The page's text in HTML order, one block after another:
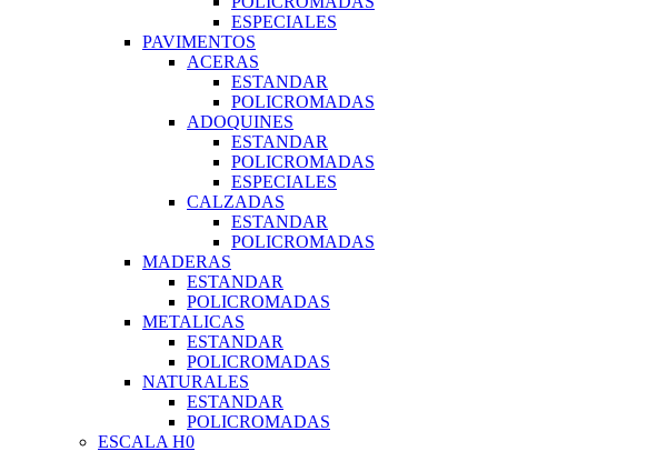
ESPECIALES
PAVIMENTOS
ACERAS
ESTANDAR
POLICROMADAS
ADOQUINES
ESTANDAR
POLICROMADAS
ESPECIALES
CALZADAS
ESTANDAR
POLICROMADAS
MADERAS
ESTANDAR
POLICROMADAS
METALICAS
ESTANDAR
POLICROMADAS
NATURALES
ESTANDAR
POLICROMADAS
ESCALA H0